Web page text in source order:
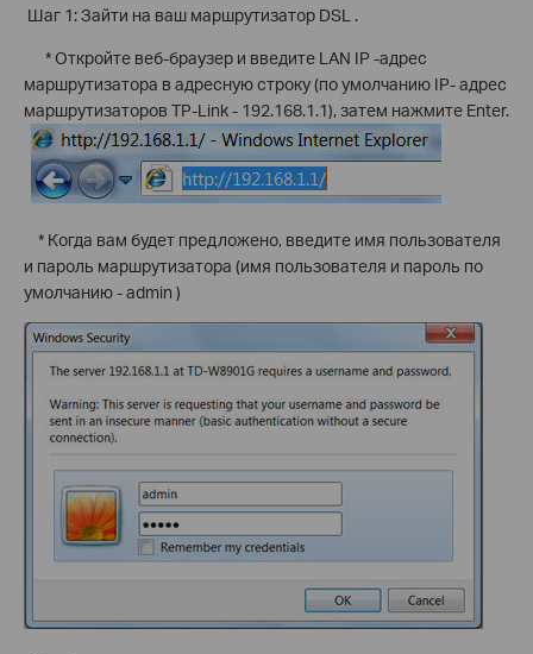
Шаг 1: Зайти на ваш маршрутизатор DSL .
* Откройте веб-браузер и введите LAN IP -адрес
маршрутизатора в адресную строку (по умолчанию IP- адрес
маршрутизаторов TP-Link - 192.168.1.1), затем нажмите Enter.
* Когда вам будет предложено, введите имя пользователя
и пароль маршрутизатора (имя пользователя и пароль по
умолчанию - admin )